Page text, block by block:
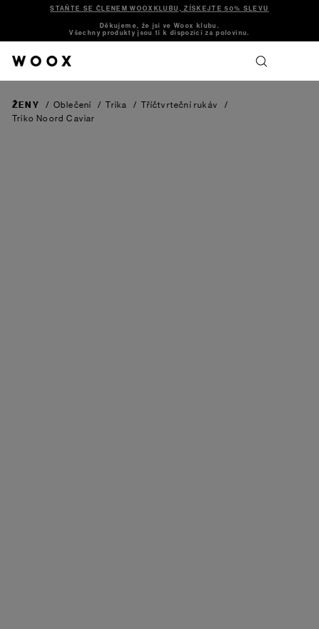
STAŇTE SE ČLENEM WOOXKLUBU, ZÍSKEJTE 50% SLEVU
Děkujeme, že jsi ve Woox klubu.
Všechny produkty jsou ti k dispozici za polovinu.
ŽENY / Oblečení / Trika / Tříčtvrteční rukáv
/
Triko NoordCaviar